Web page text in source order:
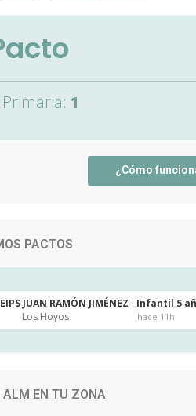
Primaria: 1
¿Cómo
PACTOS
JUAN RAMÓN JIMÉNEZ · Infantil 5
Los Hoyos
hace 11h
ALM EN TU ZONA